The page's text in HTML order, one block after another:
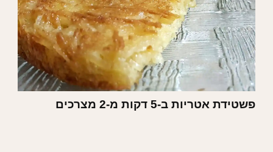
פשטידת אטריות ב-5 דקות מ-2 מצרכים